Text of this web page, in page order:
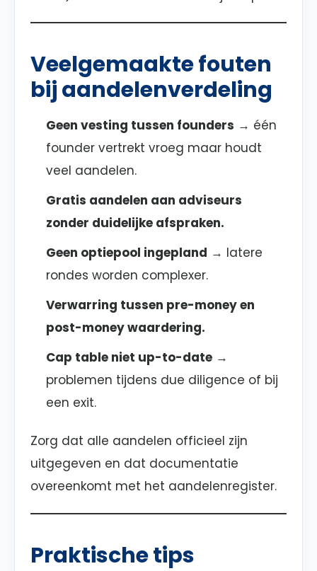
Veelgemaakte fouten
bij aandelenverdeling
Geen vesting tussen founders → één
founder vertrekt vroeg maar houdt
veel aandelen.
Gratis aandelen aan adviseurs
zonder duidelijke afspraken.
Geen optiepool ingepland → latere
rondes worden complexer.
Verwarring tussen pre-money en
post-money waardering.
Cap table niet up-to-date →
problemen tijdens due diligence of bij
een exit.
Zorg dat alle aandelen officieel zijn
uitgegeven en dat documentatie
overeenkomt met het aandelenregister.
Praktische tips